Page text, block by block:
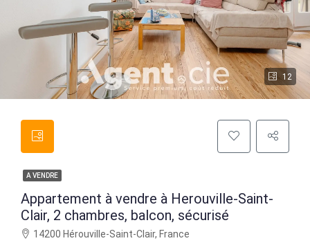
12
A VENDRE
Appartement à vendre à Herouville-Saint-
Clair, 2 chambres, balcon, sécurisé
14200 Hérouville-Saint-Clair, France